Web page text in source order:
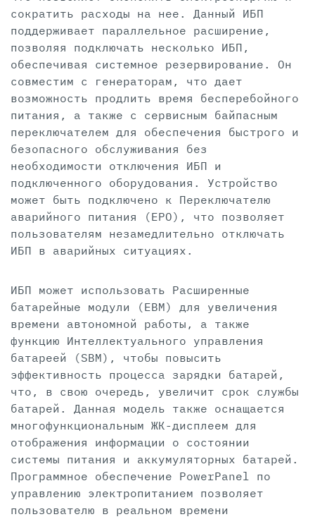
сократить расходы на нее. Данный ИБП
поддерживает параллельное расширение,
позволяя подключать несколько ИБП,
обеспечивая системное резервирование. Он
совместим с генераторам, что дает
возможность продлить время бесперебойного
питания, а также с сервисным байпасным
переключателем для обеспечения быстрого и
безопасного обслуживания без
необходимости отключения ИБП и
подключенного оборудования. Устройство
может быть подключено к Переключателю
аварийного питания (EPO), что позволяет
пользователям незамедлительно отключать
ИБП в аварийных ситуациях.
ИБП может использовать Расширенные
батарейные модули (EBM) для увеличения
времени автономной работы, а также
функцию Интеллектуального управления
батареей (SBM), чтобы повысить
эффективность процесса зарядки батарей,
что, в свою очередь, увеличит срок службы
батарей. Данная модель также оснащается
многофункциональным ЖК-дисплеем для
отображения информации о состоянии
системы питания и аккумуляторных батарей.
Программное обеспечение PowerPanel по
управлению электропитанием позволяет
пользователю в реальном времени